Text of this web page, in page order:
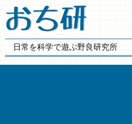
おち研
日常を科学で遊ぶ野良研究所